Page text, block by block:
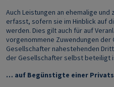
Auch Leistungen an ehemalige
erfasst, sofern sie im Hinblick auf
werden. Dies gilt auch für auf
vorgenommene Zuwendungen der
Gesellschafter nahestehenden
der Gesellschafter selbst beteiligt
… auf Begünstigte einer